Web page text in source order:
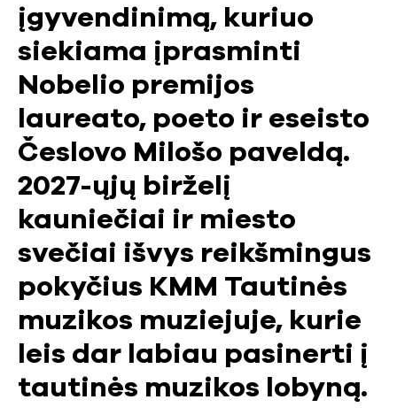
įgyvendinimą, kuriuo
siekiama įprasminti
Nobelio premijos
laureato, poeto ir eseisto
Česlovo Milošo paveldą.
2027-ųjų birželį
kauniečiai ir miesto
svečiai išvys reikšmingus
pokyčius KMM Tautinės
muzikos muziejuje, kurie
leis dar labiau pasinerti į
tautinės muzikos lobyną.